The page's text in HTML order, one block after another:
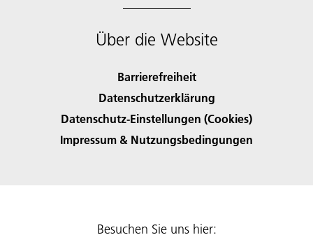
Über die Website
Barrierefreiheit
Datenschutzerklärung
Datenschutz-Einstellungen (Cookies)
Impressum & Nutzungsbedingungen
Besuchen Sie uns hier: